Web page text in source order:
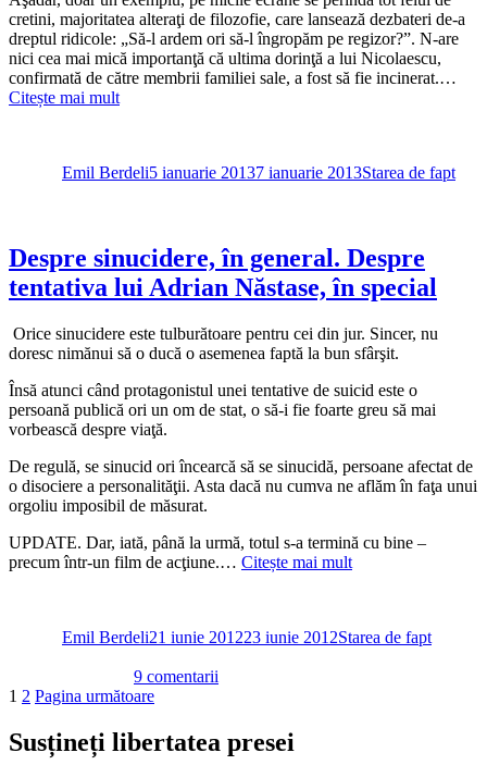
de
a
vedea
semeni
prin
cretini, majoritatea alteraţi de filozofie, care lansează dezbateri de-a
dreptul ridicole: „Să-l ardem ori să-l îngropăm pe regizor?”. N-are
nici cea mai mică importanţă că ultima dorinţă a lui Nicolaescu,
confirmată de către membrii familiei sale, a fost să fie incinerat.…
Citește mai mult
Emil Berdeli5 ianuarie 20137 ianuarie 2013Starea de fapt
Despre sinucidere, în general. Despre
tentativa lui Adrian Năstase, în special
Orice sinucidere este tulburătoare pentru cei din jur. Sincer, nu
doresc nimănui să o ducă o asemenea faptă la bun sfârşit.
Însă atunci când protagonistul unei tentative de suicid este o
persoană publică ori un om de stat, o să-i fie foarte greu să mai
vorbească despre viaţă.
De regulă, se sinucid ori încearcă să se sinucidă, persoane afectat de
o disociere a personalităţii. Asta dacă nu cumva ne aflăm în faţa unui
orgoliu imposibil de măsurat.
UPDATE. Dar, iată, până la urmă, totul s-a termină cu bine –
precum într-un film de acţiune.… Citește mai mult
Emil Berdeli21 iunie 201223 iunie 2012Starea de fapt
9 comentarii
general.
Paginație
articole
Pagină
1 Pagină
2 Pagina următoare
Susțineți libertatea presei